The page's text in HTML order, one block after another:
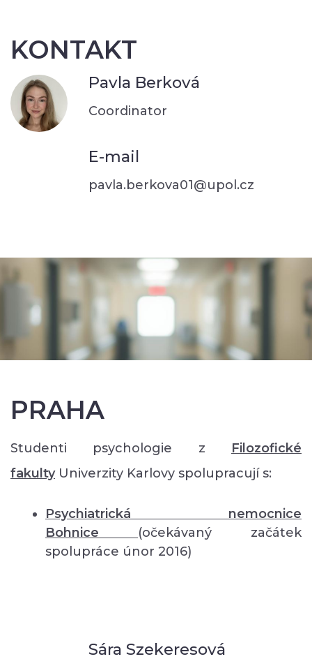
KONTAKT
Pavla Berková
Coordinator
E-mail
pavla.berkova01@upol.cz
PRAHA
Studenti psychologie z Filozofické
fakulty Univerzity Karlovy spolupracují s:
Psychiatrická nemocnice
Bohnice (očekávaný začátek
spolupráce únor 2016)
Sára Szekeresová